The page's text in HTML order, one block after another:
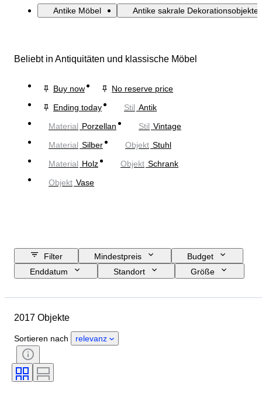
Antike Möbel Antike sakrale Dekorationsobjekte
Beliebt in Antiquitäten und klassische Möbel
Buy now
No reserve price
Ending today
Stil Antik
Material Porzellan Stil Vintage
Material Silber Objekt Stuhl
Material Holz Objekt Schrank
Objekt Vase
Filter Mindestpreis
Budget
Enddatum
Standort
Größe
Material
Periode
Thema
Stil
Farbe
Energiereserve
2017 Objekte
Sortieren nach relevanz